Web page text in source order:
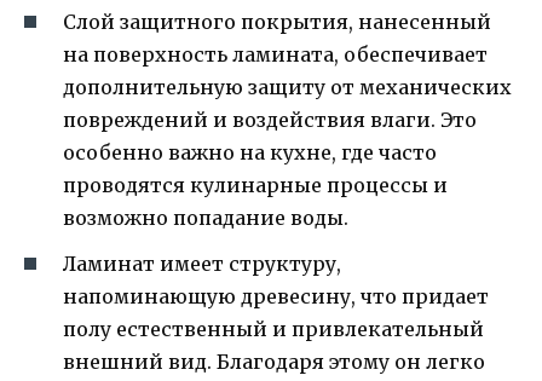
Слой защитного покрытия, нанесенный
на поверхность ламината, обеспечивает
дополнительную защиту от механических
повреждений и воздействия влаги. Это
особенно важно на кухне, где часто
проводятся кулинарные процессы и
возможно попадание воды.
Ламинат имеет структуру,
напоминающую древесину, что придает
полу естественный и привлекательный
внешний вид. Благодаря этому он легко